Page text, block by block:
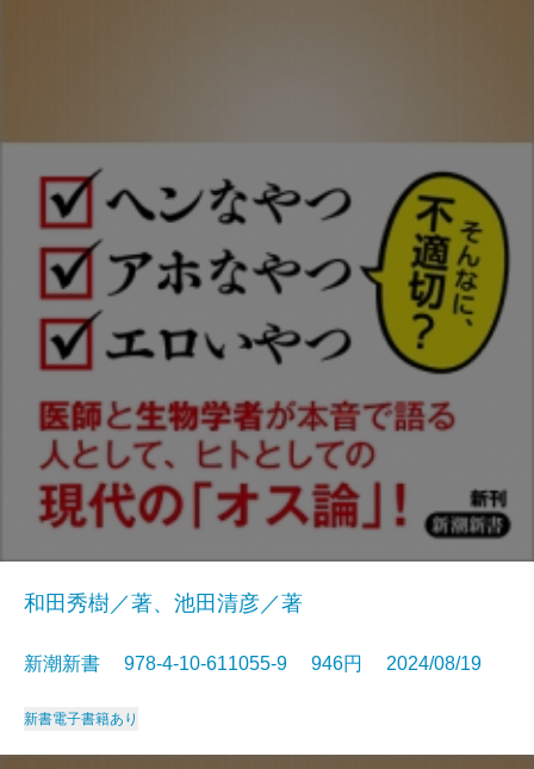
和田秀樹／著、池田清彦／著
新潮新書 978-4-10-611055-9 946円 2024/08/19
新書電子書籍あり